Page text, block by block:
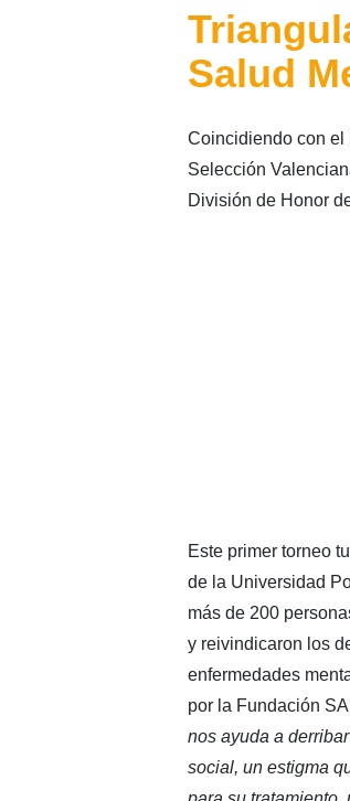
Salud
Coincidiendo con el
Selección
División de Honor
Este primer torneo
de la Universidad
más de 200
y reivindicaron los
enfermedades
por la Fundación
nos ayuda a
social, un estigma